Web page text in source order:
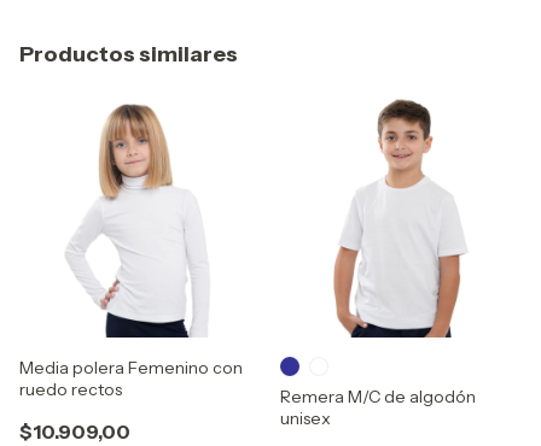
Productos similares
Media polera Femenino con
ruedo rectos
$10.909,00
Remera M/C de algodón
unisex